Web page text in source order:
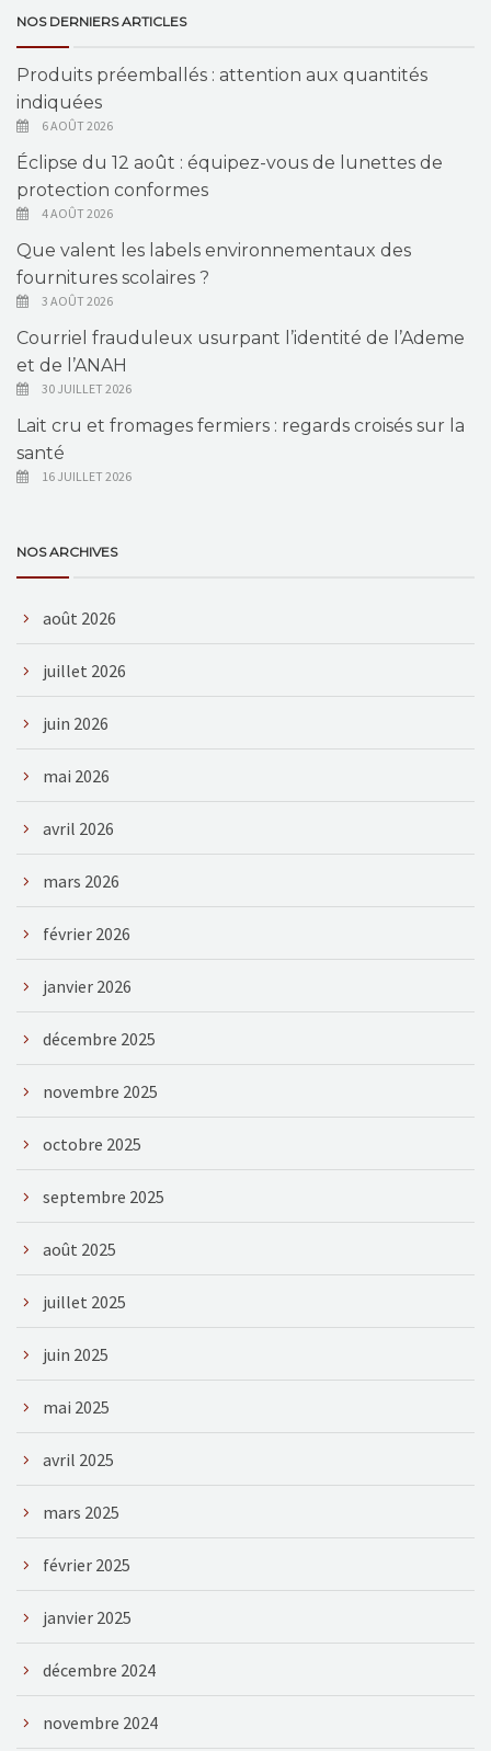
NOS DERNIERS ARTICLES
Produits préemballés : attention aux quantités
indiquées
6 AOÛT 2026
Éclipse du 12 août : équipez-vous de lunettes de
protection conformes
4 AOÛT 2026
Que valent les labels environnementaux des
fournitures scolaires ?
3 AOÛT 2026
Courriel frauduleux usurpant l’identité de l’Ademe
et de l’ANAH
30 JUILLET 2026
Lait cru et fromages fermiers : regards croisés sur la
santé
16 JUILLET 2026
NOS ARCHIVES
août 2026
juillet 2026
juin 2026
mai 2026
avril 2026
mars 2026
février 2026
janvier 2026
décembre 2025
novembre 2025
octobre 2025
septembre 2025
août 2025
juillet 2025
juin 2025
mai 2025
avril 2025
mars 2025
février 2025
janvier 2025
décembre 2024
novembre 2024